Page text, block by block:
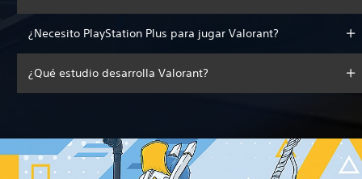
¿Necesito PlayStation Plus para jugar Valorant?
¿Qué estudio desarrolla Valorant?